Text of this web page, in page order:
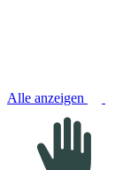
Alle anzeigen